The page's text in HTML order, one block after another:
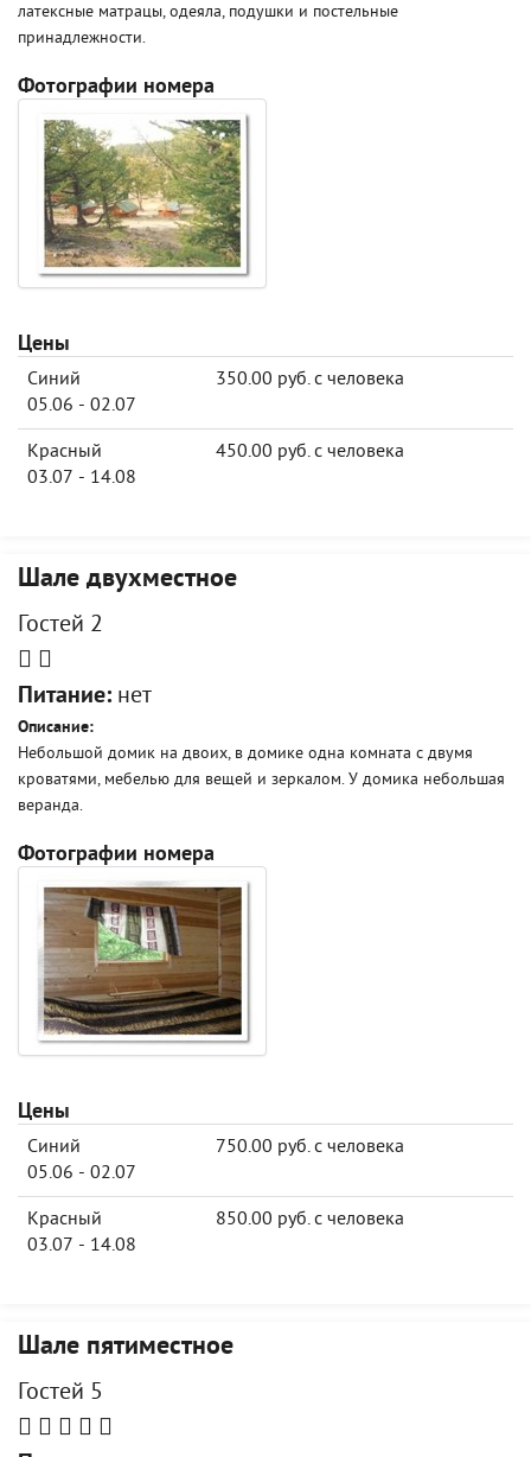
латексные матрацы, одеяла, подушки и постельные
принадлежности.
Фотографии номера
Цены
Синий
05.06 - 02.07
350.00 руб. с человека
Красный
03.07 - 14.08
450.00 руб. с человека
Шале двухместное
Гостей 2
Питание: нет
Описание:
Небольшой домик на двоих, в домике одна комната с двумя
кроватями, мебелью для вещей и зеркалом. У домика небольшая
веранда.
Фотографии номера
Цены
Синий
05.06 - 02.07
750.00 руб. с человека
Красный
03.07 - 14.08
850.00 руб. с человека
Шале пятиместное
Гостей 5